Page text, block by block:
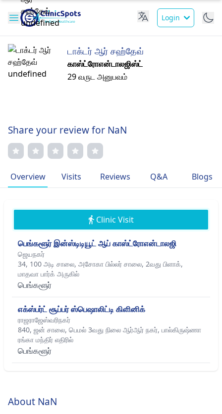
Login
டாக்டர் ஆர் சஹ்தேவ்
காஸ்ட்ரோஎன்டாலஜிஸ்ட்
29 வருட அனுபவம்
Share your review for NaN
Overview Visits Reviews Q&A Blogs
Clinic Visit
பெங்களூர் இன்ஸ்டிடியூட் ஆப் காஸ்ட்ரோஎன்டாலஜி
ஜெயநகர்
34, 100 அடி சாலை, அசோகா பில்லர் சாலை, 2வது பிளாக்,
மாதவா பார்க் அருகில்
பெங்களூர்
எக்ஸ்பர்ட் சூப்பர் ஸ்பெஷாலிட்டி கிளினிக்
ராஜராஜேஸ்வரிநகர்
840, ஜன் சாலை, பெமல் 3வது நிலை ஆர்ஆர் நகர், பால்கிருஷ்ணா
ரங்கா மந்திர் எதிரில்
பெங்களூர்
About NaN